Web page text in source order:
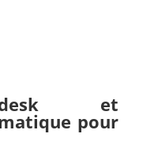
et
pour